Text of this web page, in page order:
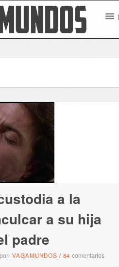
a la
a su hija
padre
VAGAMUNDOS / 84 comentarios